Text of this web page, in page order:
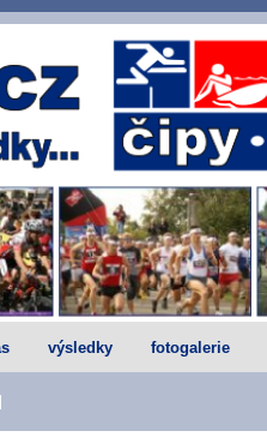
výsledky fotogalerie